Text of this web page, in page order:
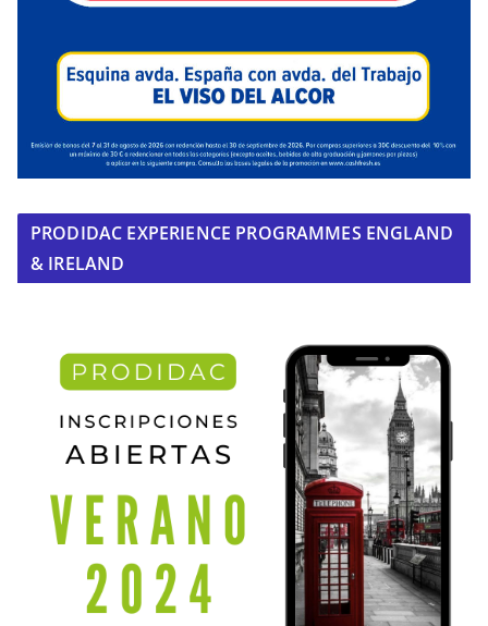
PRODIDAC EXPERIENCE PROGRAMMES ENGLAND
& IRELAND